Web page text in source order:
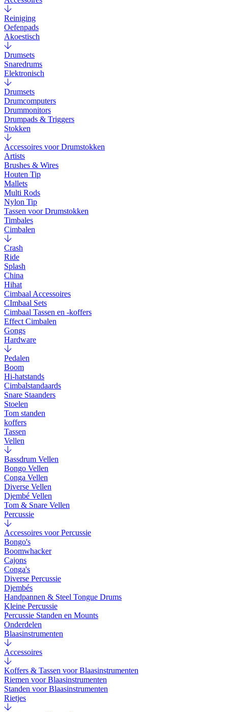
Reiniging
Oefenpads
Akoestisch
Drumsets
Snaredrums
Elektronisch
Drumsets
Drumcomputers
Drummonitors
Drumpads & Triggers
Stokken
Accessoires voor Drumstokken
Artists
Brushes & Wires
Houten Tip
Mallets
Multi Rods
Nylon Tip
Tassen voor Drumstokken
Timbales
Cimbalen
Crash
Ride
Splash
China
Hihat
Cimbaal Accessoires
CImbaal Sets
Cimbaal Tassen en -koffers
Effect Cimbalen
Gongs
Hardware
Pedalen
Boom
Hi-hatstands
Cimbalstandaards
Snare Staanders
Stoelen
Tom standen
koffers
Tassen
Vellen
Bassdrum Vellen
Bongo Vellen
Conga Vellen
Diverse Vellen
Djembé Vellen
Tom & Snare Vellen
Percussie
Accessoires voor Percussie
Bongo's
Boomwhacker
Cajons
Conga's
Diverse Percussie
Djembés
Handpannen & Steel Tongue Drums
Kleine Percussie
Percussie Standen en Mounts
Onderdelen
Blaasinstrumenten
Accessoires
Koffers & Tassen voor Blaasinstrumenten
Riemen voor Blaasinstrumenten
Standen voor Blaasinstrumenten
Rietjes